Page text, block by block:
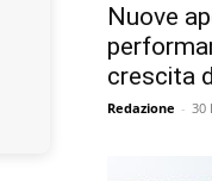
Nuove
crescita
Redazione - 30